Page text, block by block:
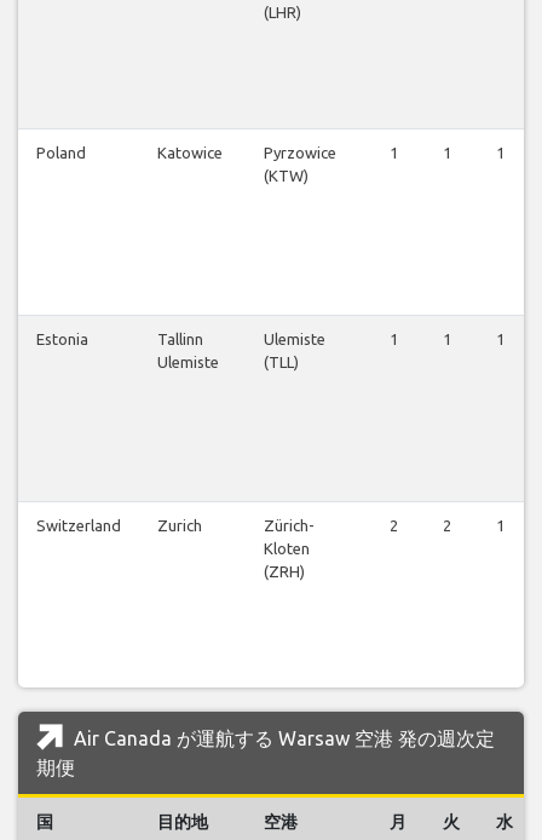
(LHR)
Poland Katowice
Pyrzowice
(KTW)
1 1 1
Estonia
Tallinn
Ulemiste
Ulemiste
(TLL)
1 1 1
Switzerland Zurich
Zürich-
Kloten
(ZRH)
2 2 1
Air Canada が運航する Warsaw 空港 発の週次定
期便
国 目的地 空港 月 火 水